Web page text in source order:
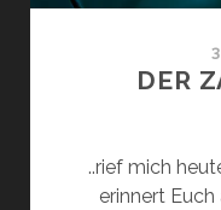
DER
..rief mich
erinnert